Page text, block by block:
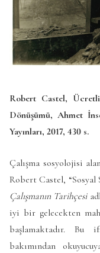
Robert Castel, Ücretli
Dönüşümü, Ahmet
Yayınları, 2017, 430 s.
Çalışma sosyolojisi
Robert Castel, “Sosyal
Çalışmanın Tarihçesi
iyi bir gelecekten
başlamaktadır. Bu
bakımından